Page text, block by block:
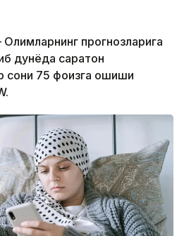
прогнозларига
дунёда саратон
сони 75 фоизга ошиши